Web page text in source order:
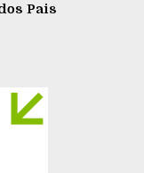
Pais